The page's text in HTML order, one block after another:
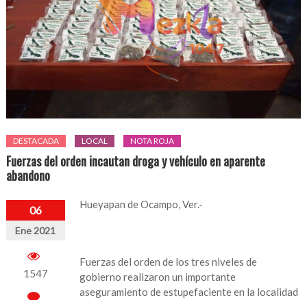
DESTACADA LOCAL NOTA ROJA
Fuerzas del orden incautan droga y vehículo en aparente
abandono
06
Ene 2021
1547
Hueyapan de Ocampo, Ver.-
Fuerzas del orden de los tres niveles de
gobierno realizaron un importante
aseguramiento de estupefaciente en la localidad